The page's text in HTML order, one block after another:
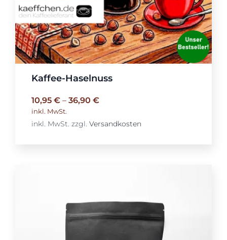
Kaffee-Haselnuss
10,95 €– 36,90 €
inkl. MwSt.
inkl. MwSt. zzgl. Versandkosten